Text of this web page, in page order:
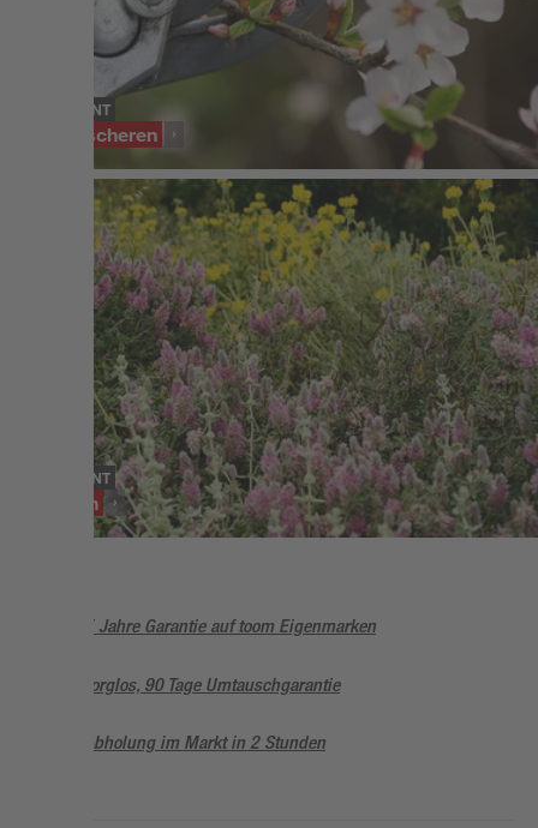
SORTIMENT
Gartenscheren
SORTIMENT
Stauden
5 Jahre Garantie auf toom Eigenmarken
Sorglos, 90 Tage Umtauschgarantie
Abholung im Markt in 2 Stunden